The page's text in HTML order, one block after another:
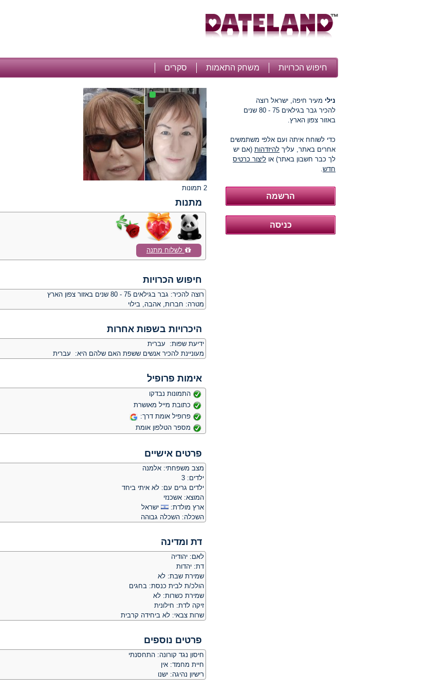
חיפוש הכרויות משחק התאמות סקרים
נילי מעיר חיפה, ישראל רוצה
להכיר גבר בגילאים 75 - 80 שנים
באזור צפון הארץ.
כדי לשוחח איתה ועם אלפי משתמשים
אחרים באתר, עליך להיזדהות (אם יש
לך כבר חשבון באתר) או ליצור כרטיס
חדש.
2 תמונות
מתנות
לשלוח מתנה
חיפוש הכרויות
רוצה להכיר: גבר בגילאים 75 - 80 שנים באזור צפון הארץ
מטרה: חברות, אהבה, בילוי
היכרויות בשפות אחרות
ידיעת שפות: עברית
מעוניינת להכיר אנשים ששפת האם שלהם היא: עברית
אימות פרופיל
התמונות נבדקו
כתובת מייל מאושרת
פרופיל אומת דרך:
מספר הטלפון אומת
פרטים אישיים
מצב משפחתי: אלמנה
ילדים: 3
ילדים גרים עם: לא איתי ביחד
המוצא: אשכנזי
ארץ מולדת:
ישראל
השכלה: השכלה גבוהה
דת ומדינה
לאם: יהודיה
דת: יהדות
שמירת שבת: לא
הולכ/ת לבית כנסת: בחגים
שמירת כשרות: לא
זיקה לדת: חילונית
שרות צבאי: לא ביחידה קרבית
פרטים נוספים
חיסון נגד קורונה: התחסנתי
חיית מחמד: אין
רישיון נהיגה: ישנו